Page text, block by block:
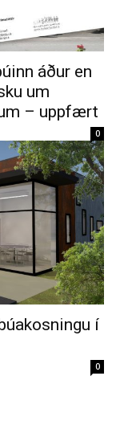
áður en
um
– uppfært
0
í
0